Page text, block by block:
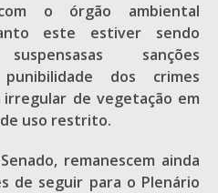
o órgão ambiental
este estiver sendo
sanções
dos crimes
irregular de vegetação em
de uso restrito.
remanescem ainda
de seguir para o Plenário